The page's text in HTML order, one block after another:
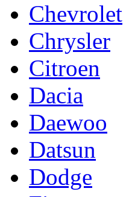
Chevrolet
Chrysler
Citroen
Dacia
Daewoo
Datsun
Dodge